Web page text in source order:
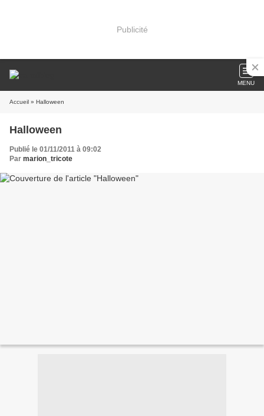
Publicité
MENU
Accueil » Halloween
Halloween
Publié le 01/11/2011 à 09:02
Par marion_tricote